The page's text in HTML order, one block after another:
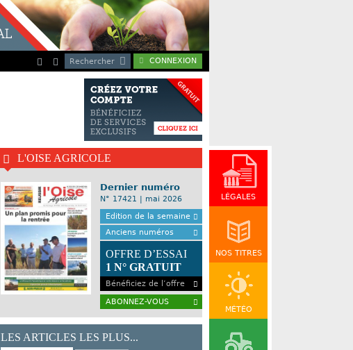
Rechercher CONNEXION
LÉGALES
NOS TITRES
MÉTÉO
L'OISE AGRICOLE
Dernier numéro
N° 17421 | mai 2026
Edition de la semaine
Anciens numéros
OFFRE D’ESSAI
1 N° GRATUIT
Bénéficiez de l’offre
ABONNEZ-VOUS
LES ARTICLES LES PLUS...